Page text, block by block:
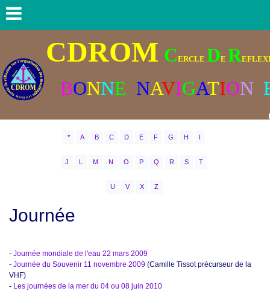
CDROM CERCLE DE R
BONNE NAVIGATION
* A B C D E F G H I
J L M N O P Q R S T
U V X Z
Journée
- Journée mondiale de l'eau 22 mars 2009
- Journée du Souvenir 11 novembre 2009 (Camille Tissot précurseur de la
VHF)
- Les journées de la mer du 04 ou 08 juin 2010